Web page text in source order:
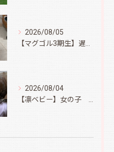
2026/08/05
2026/08/04